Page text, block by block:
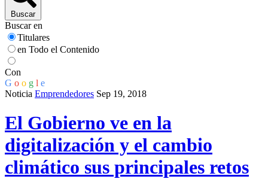
Buscar
Buscar en
Titulares
en Todo el Contenido
Con
G o o g l e
Noticia Emprendedores Sep 19, 2018
El Gobierno ve en la
digitalización y el cambio
climático sus principales retos